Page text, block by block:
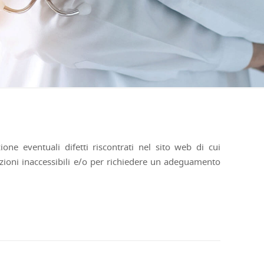
eventuali difetti riscontrati nel sito web di cui
inaccessibili e/o per richiedere un adeguamento